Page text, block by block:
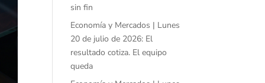
sin fin
Economía y Mercados | Lunes
20 de julio de 2026: El
resultado cotiza. El equipo
queda